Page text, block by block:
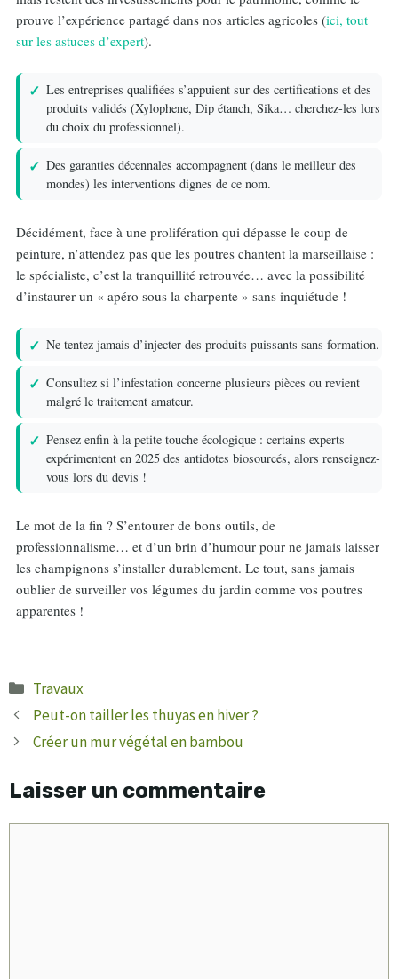
prouve l’expérience partagé dans nos articles agricoles (ici, tout
sur les astuces d’expert).
Les entreprises qualifiées s’appuient sur des certifications et des
produits validés (Xylophene, Dip étanch, Sika… cherchez-les lors
du choix du professionnel).
Des garanties décennales accompagnent (dans le meilleur des
mondes) les interventions dignes de ce nom.
Décidément, face à une prolifération qui dépasse le coup de
peinture, n’attendez pas que les poutres chantent la marseillaise :
le spécialiste, c’est la tranquillité retrouvée… avec la possibilité
d’instaurer un « apéro sous la charpente » sans inquiétude !
Ne tentez jamais d’injecter des produits puissants sans formation.
Consultez si l’infestation concerne plusieurs pièces ou revient
malgré le traitement amateur.
Pensez enfin à la petite touche écologique : certains experts
expérimentent en 2025 des antidotes biosourcés, alors renseignez-
vous lors du devis !
Le mot de la fin ? S’entourer de bons outils, de
professionnalisme… et d’un brin d’humour pour ne jamais laisser
les champignons s’installer durablement. Le tout, sans jamais
oublier de surveiller vos légumes du jardin comme vos poutres
apparentes !
Catégories
Travaux
Peut-on tailler les thuyas en hiver ?
Créer un mur végétal en bambou
Laisser un commentaire